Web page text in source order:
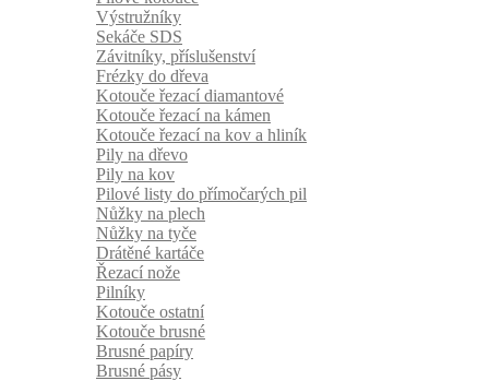
Výstružníky
Sekáče SDS
Závitníky, příslušenství
Frézky do dřeva
Kotouče řezací diamantové
Kotouče řezací na kámen
Kotouče řezací na kov a hliník
Pily na dřevo
Pily na kov
Pilové listy do přímočarých pil
Nůžky na plech
Nůžky na tyče
Drátěné kartáče
Řezací nože
Pilníky
Kotouče ostatní
Kotouče brusné
Brusné papíry
Brusné pásy